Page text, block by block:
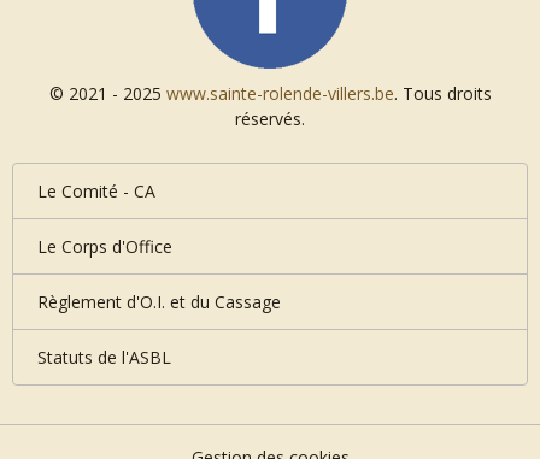
© 2021 - 2025 www.sainte-rolende-villers.be. Tous droits
réservés.
Le Comité - CA
Le Corps d'Office
Règlement d'O.I. et du Cassage
Statuts de l'ASBL